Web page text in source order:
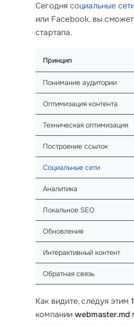
Сегодня социальные
или Facebook, вы
стартапа.
Принцип
Понимание аудитории
Оптимизация контента
Техническая оптимизация
Построение ссылок
Социальные сети
Аналитика
Локальное SEO
Обновления
Интерактивный контент
Обратная связь
Как видите, следуя этим
компании webmaster.md